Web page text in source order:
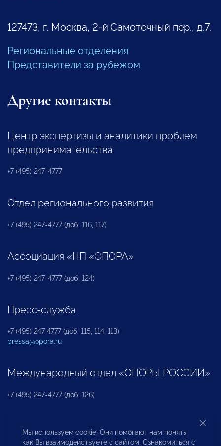
127473, г. Москва, 2-й Самотечный пер., д.7.
Региональные отделения
Представители за рубежом
Другие контакты
Центр экспертизы и аналитики проблем
предпринимательства
+7 (495) 247-4777
Отдел регионального развития
+7 (495) 247-4777 (доб. 116, 117)
Ассоциация «НП «ОПОРА»
+7 (495) 247-4777 (доб. 124)
Пресс-служба
+7 (495) 247 4777 (доб. 115, 114, 113)
pressa@opora.ru
Международный отдел «ОПОРЫ РОССИИ»
+7 (495) 247-4777 (доб. 126)
Бюро по защите прав предпринимателей и
инвесторов
Мы используем cookie. Они помогают нам понять,
как Вы взаимодействуете с сайтом. Ознакомиться с